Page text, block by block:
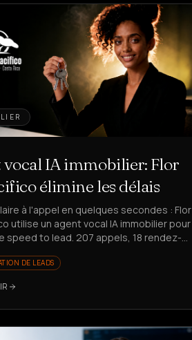
vocal IA immobilier: Flor
élimine les délais
à l'appel en quelques secondes : Flor
utilise un agent vocal IA immobilier pour
speed to lead. 207 appels, 18 rendez-
DE LEADS